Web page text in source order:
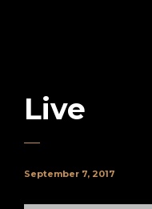
Live
September 7, 2017